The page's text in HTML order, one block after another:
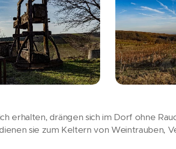
erhalten, drängen sich im Dorf ohne
sie zum Keltern von Weintrauben,